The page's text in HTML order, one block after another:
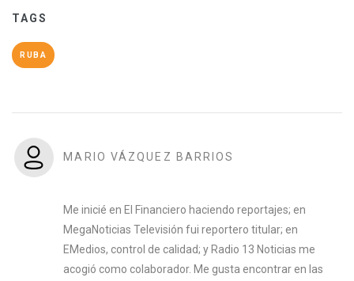
TAGS
RUBA
MARIO VÁZQUEZ BARRIOS
Me inicié en El Financiero haciendo reportajes; en
MegaNoticias Televisión fui reportero titular; en
EMedios, control de calidad; y Radio 13 Noticias me
acogió como colaborador. Me gusta encontrar en las